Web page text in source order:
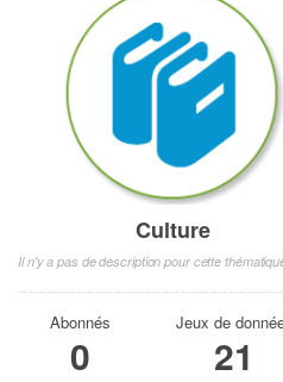
Culture
Il n'y a pas de description pour cette
Abonnés
0
Jeux de
21